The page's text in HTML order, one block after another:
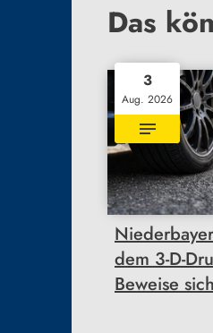
Das
3
Aug. 2026
dem 3-D-
Beweise